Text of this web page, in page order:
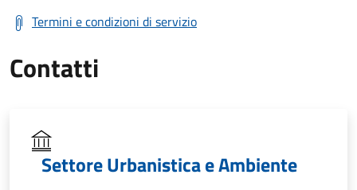
Termini e condizioni di servizio
Contatti
Settore Urbanistica e Ambiente